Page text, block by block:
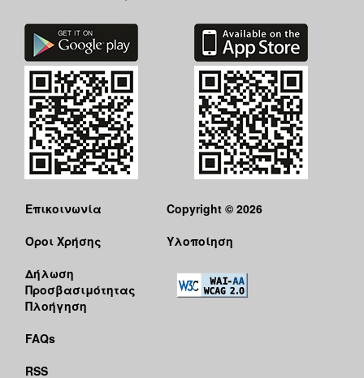
Επικοινωνία
Όροι Χρήσης
Δήλωση
Προσβασιμότητας
Πλοήγηση
FAQs
RSS
Copyright © 2026
Υλοποίηση